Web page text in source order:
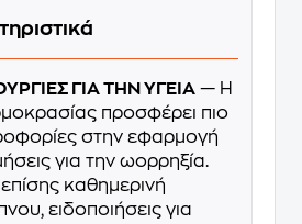
ΓΙΑ ΤΗΝ ΥΓΕΙΑ — Η
προσφέρει πιο
στην εφαρμογή
για την ωορρηξία.
καθημερινή
ειδοποιήσεις για